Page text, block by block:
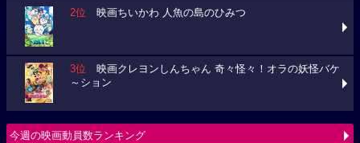
2位 映画ちいかわ 人魚の島のひみつ
3位 映画クレヨンしんちゃん 奇々怪々！オラの妖怪バケ
～ション
今週の映画動員数ランキング